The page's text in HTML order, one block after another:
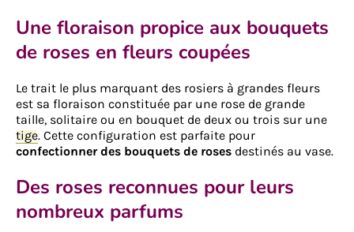
Une floraison propice aux bouquets
de roses en fleurs coupées
Le trait le plus marquant des rosiers à grandes fleurs
est sa floraison constituée par une rose de grande
taille, solitaire ou en bouquet de deux ou trois sur une
tige. Cette configuration est parfaite pour
confectionner des bouquets de roses destinés au vase.
Des roses reconnues pour leurs
nombreux parfums